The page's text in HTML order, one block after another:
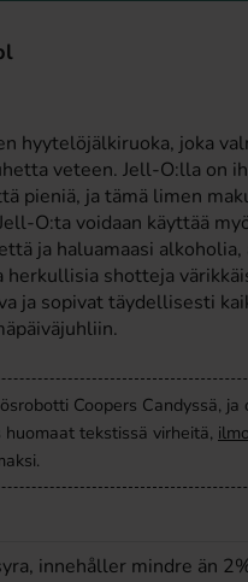
Osta
hyytelöjälkiruoka, joka
veteen. Jell-O:lla on
pieniä, ja tämä limen
ja haluamaasi
shotteja
ja sopivat täydellisesti
Coopers Candyssä,
tekstissä virheitä,
innehåller mindre än